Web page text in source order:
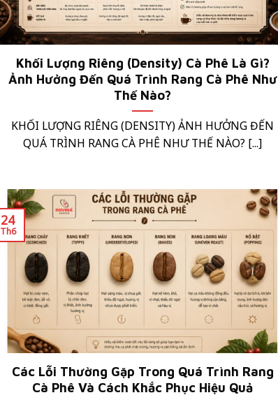
Khối Lượng Riêng (Density) Cà Phê Là Gì?
Ảnh Hưởng Đến Quá Trình Rang Cà Phê Như
Thế Nào?
KHỐI LƯỢNG RIÊNG (DENSITY) ẢNH HƯỞNG ĐẾN
QUÁ TRÌNH RANG CÀ PHÊ NHƯ THẾ NÀO? [...]
Các Lỗi Thường Gặp Trong Quá Trình Rang
Cà Phê Và Cách Khắc Phục Hiệu Quả
24
Th6